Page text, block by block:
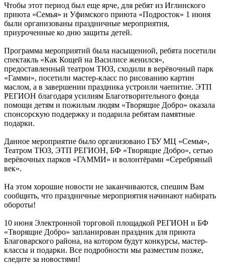
Чтобы этот период был еще ярче, для ребят из Иглинского
приюта «Семья» и Уфимского приюта «Подросток» 1 июня
были организованы праздничные мероприятия,
приуроченные ко дню защиты детей.
Программа мероприятий была насыщенной, ребята посетили
спектакль «Как Кощей на Василисе женился»,
предоставленный театром ТЮЗ, сходили в верёвочный парк
«Гамми», посетили мастер-класс по рисованию картин
маслом, а в завершении праздника устроили чаепитие. ЭТП
РЕГИОН благодаря усилиям Благотворительного фонда
помощи детям и пожилым людям «Творящие Добро» оказала
спонсорскую поддержку и подарила ребятам памятные
подарки.
Данное мероприятие было организовано ГБУ МЦ «Семья»,
Театром ТЮЗ, ЭТП РЕГИОН, БФ «Творящие Добро», сетью
верёвочных парков «ГАММИ» и волонтёрами «Серебряный
век».
На этом хорошие новости не заканчиваются, спешим Вам
сообщить, что праздничные мероприятия начинают набирать
обороты!
10 июня Электронной торговой площадкой РЕГИОН и БФ
«Творящие Добро» запланирован праздник для приюта
Благоварского района, на котором будут конкурсы, мастер-
классы и подарки. Все подробности мы разместим позже,
следите за новостями!